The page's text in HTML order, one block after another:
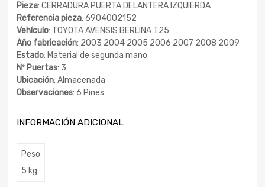
Pieza: CERRADURA PUERTA DELANTERA IZQUIERDA
Referencia pieza: 6904002152
Vehículo: TOYOTA AVENSIS BERLINA T25
Año fabricación: 2003 2004 2005 2006 2007 2008 2009
Estado: Material de segunda mano
Nº Puertas: 3
Ubicación: Almacenada
Observaciones: 6 Pines
INFORMACIÓN ADICIONAL
Peso
5 kg